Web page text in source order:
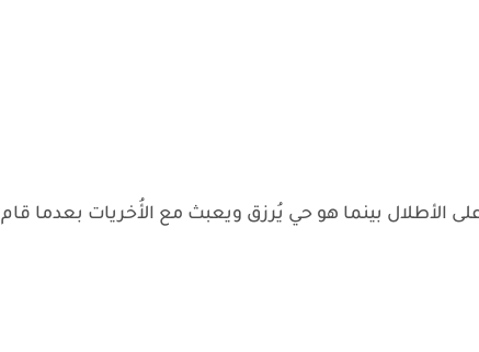
بينما هو حي يُرزق ويعبث مع الأُخريات بعدما قام